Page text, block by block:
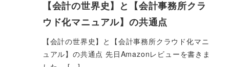
【会計の世界史】と【会計事務所クラ
ウド化マニュアル】の共通点
【会計の世界史】と【会計事務所クラウド化マニ
ュアル】の共通点 先日Amazonレビューを書きま